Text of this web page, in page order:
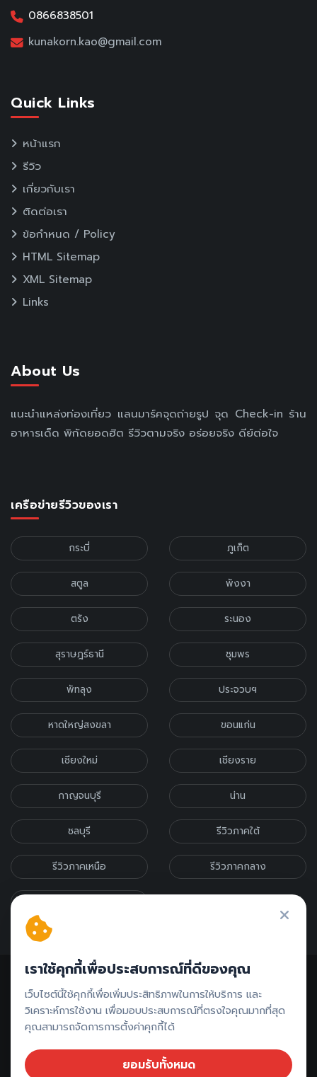
0866838501
kunakorn.kao@gmail.com
Quick Links
หน้าแรก
รีวิว
เกี่ยวกับเรา
ติดต่อเรา
ข้อกำหนด / Policy
HTML Sitemap
XML Sitemap
Links
About Us
แนะนำแหล่งท่องเที่ยว แลนมาร์คจุดถ่ายรูป จุด Check-in ร้าน
อาหารเด็ด พิกัดยอดฮิต รีวิวตามจริง อร่อยจริง ดีย์ต่อใจ
เครือข่ายรีวิวของเรา
กระบี่ ภูเก็ต
สตูล พังงา
ตรัง ระนอง
สุราษฎร์ธานี ชุมพร
พัทลุง ประจวบฯ
หาดใหญ่สงขลา ขอนแก่น
เชียงใหม่ เชียงราย
กาญจนบุรี น่าน
ชลบุรี รีวิวภาคใต้
รีวิวภาคเหนือ รีวิวภาคกลาง
ติดต่อรีวิว // ลงโฆษณา
เราใช้คุกกี้เพื่อประสบการณ์ที่ดีของคุณ
เว็บไซต์นี้ใช้คุกกี้เพื่อเพิ่มประสิทธิภาพในการให้บริการ และ
วิเคราะห์การใช้งาน เพื่อมอบประสบการณ์ที่ตรงใจคุณมากที่สุด
คุณสามารถจัดการการตั้งค่าคุกกี้ได้
ยอมรับทั้งหมด